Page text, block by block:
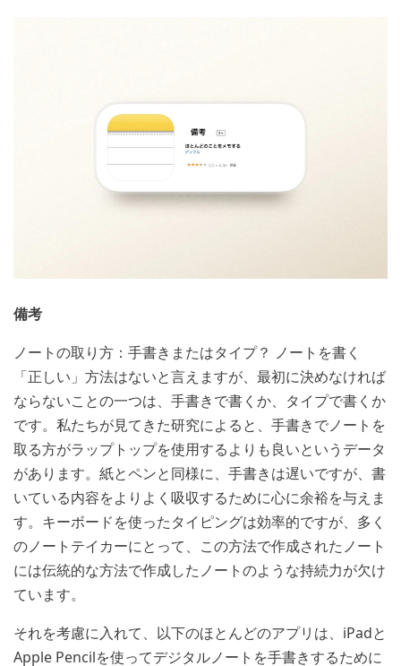
備考
ノートの取り方：手書きまたはタイプ？
ノートを書く
「正しい」方法はないと言えますが、最初に決めなければ
ならないことの一つは、手書きで書くか、タイプで書くか
です。私たちが見てきた研究によると、手書きでノートを
取る方がラップトップを使用するよりも良いというデータ
があります。紙とペンと同様に、手書きは遅いですが、書
いている内容をよりよく吸収するために心に余裕を与えま
す。キーボードを使ったタイピングは効率的ですが、多く
のノートテイカーにとって、この方法で作成されたノート
には伝統的な方法で作成したノートのような持続力が欠け
ています。
それを考慮に入れて、以下のほとんどのアプリは、 iPadと
Apple Pencilを使ってデジタルノートを手書きするために